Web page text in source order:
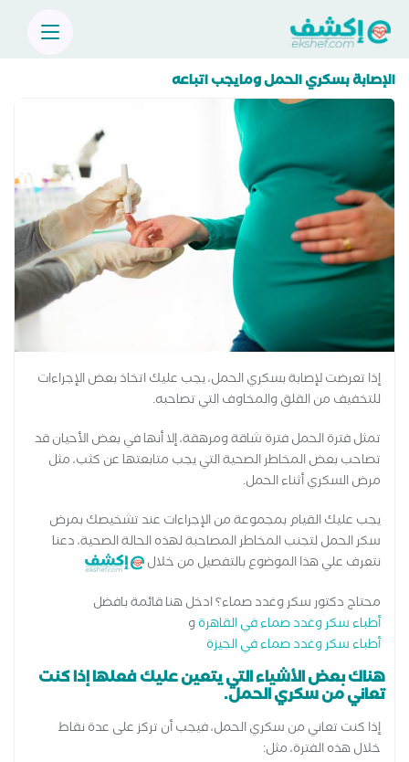
الإصابة بسكري الحمل ومايجب اتباعه
إذا تعرضت لإصابة بسكري الحمل، يجب عليك اتخاذ بعض الإجراءات
للتخفيف من القلق والمخاوف التي تصاحبه.
تمثل فترة الحمل فترة شاقة ومرهقة، إلا أنها في بعض الأحيان قد
تصاحب بعض المخاطر الصحية التي يجب متابعتها عن كثب، مثل
مرض السكري أثناء الحمل.
يجب عليك القيام بمجموعة من الإجراءات عند تشخيصك بمرض
سكر الحمل لتجنب المخاطر المصاحبة لهذه الحالة الصحية، دعنا
نتعرف علي هذا الموضوع بالتفصيل من خلال
محتاج دكتور سكر وغدد صماء؟ ادخل هنا قائمة بافضل
أطباء سكر وغدد صماء في القاهرةو
أطباء سكر وغدد صماء في الجيزة
هناك بعض الأشياء التي يتعين عليك فعلها إذا كنت
تعاني من سكري الحمل.
إذا كنت تعاني من سكري الحمل، فيجب أن تركز على عدة نقاط
خلال هذه الفترة، مثل: